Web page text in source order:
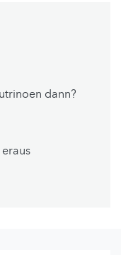
dann?